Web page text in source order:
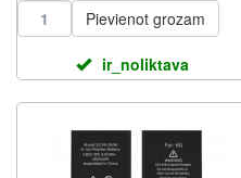
Pievienot grozam
ir_noliktava